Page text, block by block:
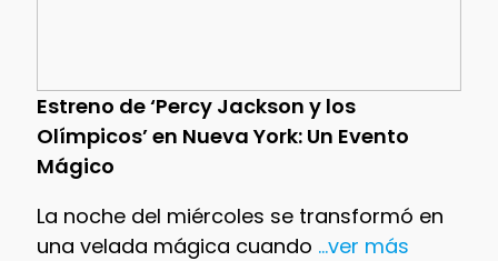
Estreno de ‘Percy Jackson y los
Olímpicos’ en Nueva York: Un Evento
Mágico
La noche del miércoles se transformó en
una velada mágica cuando ...ver más